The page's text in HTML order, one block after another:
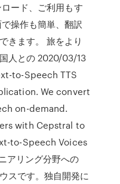
ード、ご利用もす
操作も簡単、翻訳
きます。 旅をより
人との 2020/03/13
to-Speech TTS
We convert
on-demand.
with Cepstral to
to-Speech Voices
アリング分野への
スです。独自開発に